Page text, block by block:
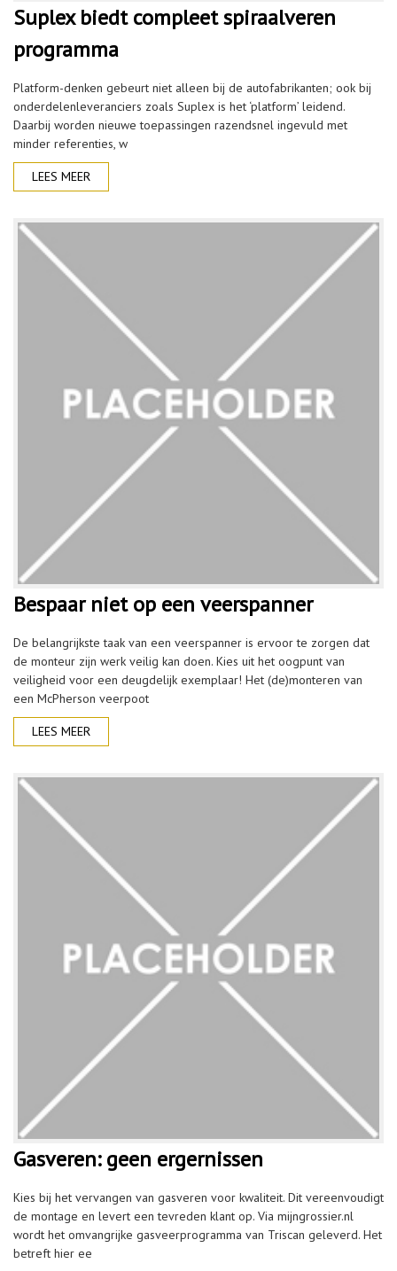
Suplex biedt compleet spiraalveren
programma
Platform-denken gebeurt niet alleen bij de autofabrikanten; ook bij
onderdelenleveranciers zoals Suplex is het ‘platform’ leidend.
Daarbij worden nieuwe toepassingen razendsnel ingevuld met
minder referenties, w
LEES MEER
Bespaar niet op een veerspanner
De belangrijkste taak van een veerspanner is ervoor te zorgen dat
de monteur zijn werk veilig kan doen. Kies uit het oogpunt van
veiligheid voor een deugdelijk exemplaar! Het (de)monteren van
een McPherson veerpoot
LEES MEER
Gasveren: geen ergernissen
Kies bij het vervangen van gasveren voor kwaliteit. Dit vereenvoudigt
de montage en levert een tevreden klant op. Via mijngrossier.nl
wordt het omvangrijke gasveerprogramma van Triscan geleverd. Het
betreft hier ee